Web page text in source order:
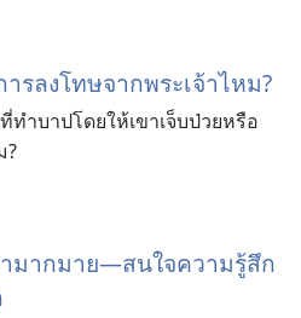
รลงโทษจากพระเจ้าไหม?
ทำบาปโดยให้เขาเจ็บป่วยหรือ
?
มากมาย—สนใจความรู้สึก